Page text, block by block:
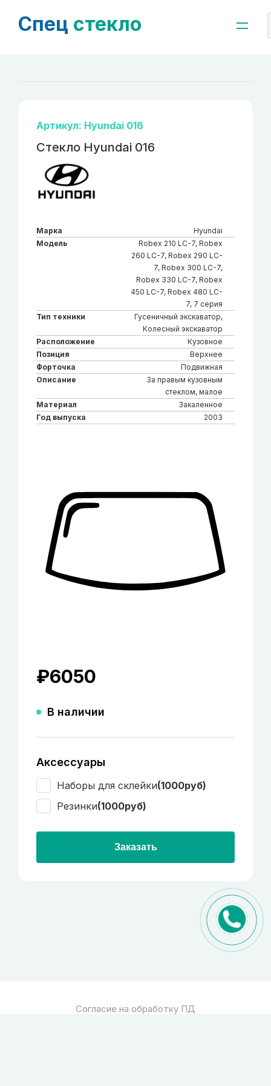
Спец стекло
Артикул: Hyundai 016
Стекло Hyundai 016
Марка
Hyundai
Модель
Robex 210 LC-7, Robex
260 LC-7, Robex 290 LC-
7, Robex 300 LC-7,
Robex 330 LC-7, Robex
450 LC-7, Robex 480 LC-
7, 7 серия
Тип техники
Гусеничный экскаватор,
Колесный экскаватор
Расположение
Кузовное
Позиция
Верхнее
Форточка
Подвижная
Описание
За правым кузовным
стеклом, малое
Материал
Закаленное
Год выпуска
2003
₽6050
В наличии
Аксессуары
Наборы для склейки(1000руб)
Резинки(1000руб)
Заказать
Согласие на обработку ПД